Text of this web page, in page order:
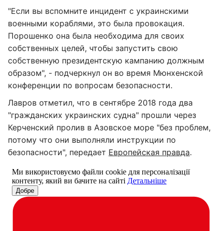
"Если вы вспомните инцидент с украинскими
военными кораблями, это была провокация.
Порошенко она была необходима для своих
собственных целей, чтобы запустить свою
собственную президентскую кампанию должным
образом", - подчеркнул он во время Мюнхенской
конференции по вопросам безопасности.
Лавров отметил, что в сентябре 2018 года два
"гражданских украинских судна" прошли через
Керченский пролив в Азовское море "без проблем,
потому что они выполняли инструкции по
безопасности", передает Европейская правда.